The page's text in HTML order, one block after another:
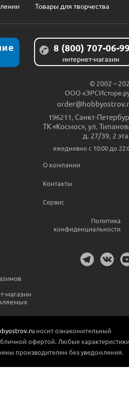
Товары для творчества
8 (800) 707-06-
интернет-магазин
© 2002 –
ООО
196211 Санкт-
ТК «Космос», ул.
д. 27/39, 2
ежедневно c 10:00 до
О компании
Контакты
Сервис
Политика
конфиденциальности
магазин
носит ознакомительный
офертой. Любые
производителем без уведомления.